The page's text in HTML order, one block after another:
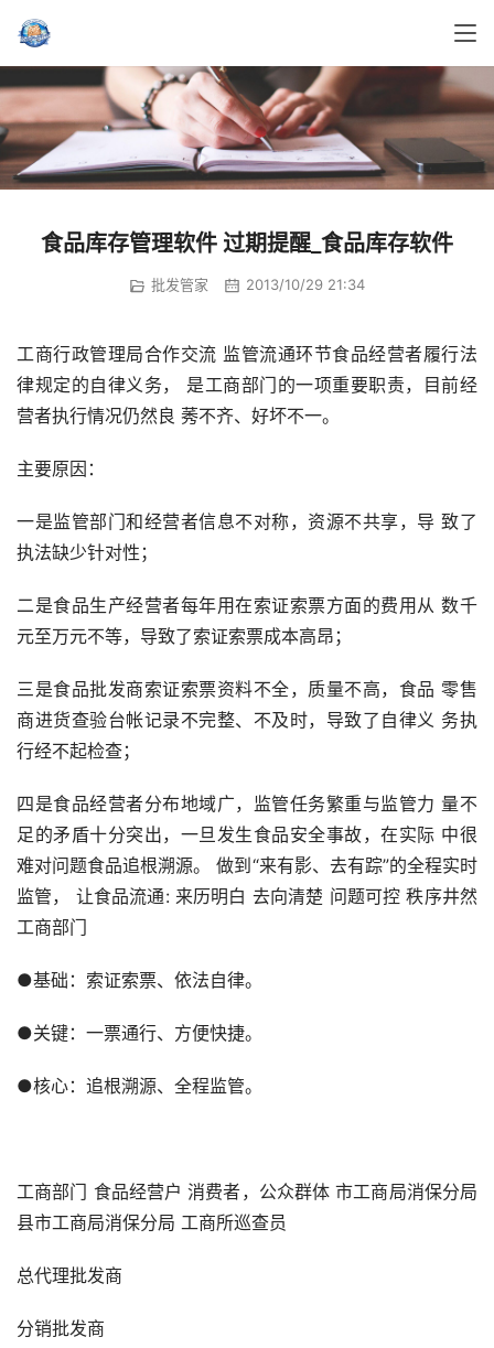
食品库存管理软件 过期提醒_食品库存软件
批发管家 2013/10/29 21:34
工商行政管理局合作交流 监管流通环节食品经营者履行法
律规定的自律义务， 是工商部门的一项重要职责，目前经
营者执行情况仍然良 莠不齐、好坏不一。
主要原因：
一是监管部门和经营者信息不对称，资源不共享，导 致了
执法缺少针对性；
二是食品生产经营者每年用在索证索票方面的费用从 数千
元至万元不等，导致了索证索票成本高昂；
三是食品批发商索证索票资料不全，质量不高，食品 零售
商进货查验台帐记录不完整、不及时，导致了自律义 务执
行经不起检查；
四是食品经营者分布地域广，监管任务繁重与监管力 量不
足的矛盾十分突出，一旦发生食品安全事故，在实际 中很
难对问题食品追根溯源。 做到“来有影、去有踪”的全程实时
监管， 让食品流通: 来历明白 去向清楚 问题可控 秩序井然
工商部门
●基础：索证索票、依法自律。
●关键：一票通行、方便快捷。
●核心：追根溯源、全程监管。
工商部门 食品经营户 消费者，公众群体 市工商局消保分局
县市工商局消保分局 工商所巡查员
总代理批发商
分销批发商